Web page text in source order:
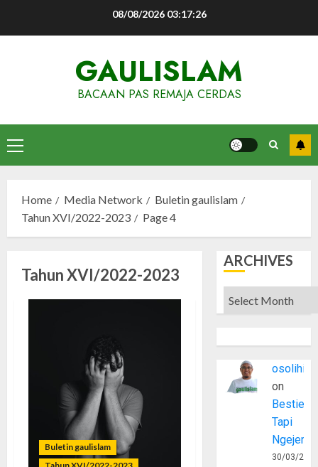
08/08/2026 03:17:27
GAULISLAM
BACAAN PAS REMAJA CERDAS
Primary
Menu
Home Media Network
Buletin gaulislam
Tahun XVI/2022-2023
Page 4
Tahun XVI/2022-2023
Buletin gaulislam
ARCHIVES
Archives
osolihin
on
Bestie
Tapi
30/03/